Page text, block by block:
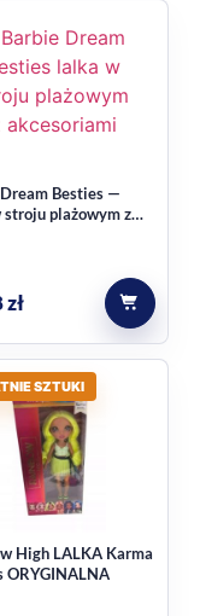
Besties —
stroju plażowym z
zł
SZTUKI
High LALKA Karma
Nichols ORYGINALNA